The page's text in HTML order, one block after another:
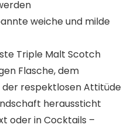
weiche und milde
Triple Malt Scotch
Flasche, dem
der respektlosen Attitüde
heraussticht
oder in Cocktails –